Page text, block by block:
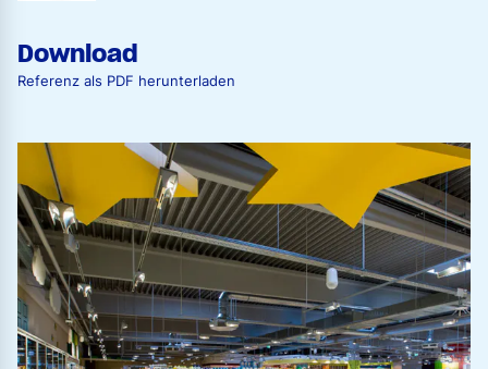
Download
Referenz als PDF herunterladen